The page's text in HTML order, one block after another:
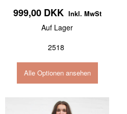
999,00 DKK Inkl. MwSt
Auf Lager
2518
Alle Optionen ansehen